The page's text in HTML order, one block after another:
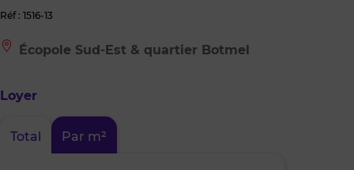
Réf : 1516-13
Le
bien
à
Écopole
Sud-
Écopole Sud-Est & quartier Botmel
Loyer
Total Par m²